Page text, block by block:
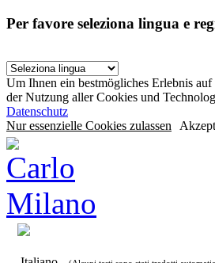
Per favore seleziona lingua e
Um Ihnen ein bestmögliches Erlebnis
der Nutzung aller Cookies und
Datenschutz
Nur essenzielle Cookies zulassen